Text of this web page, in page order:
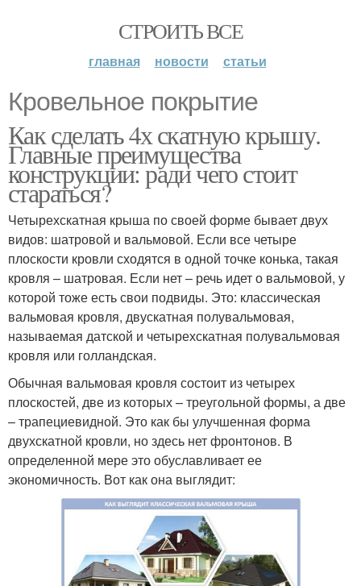
СТРОИТЬ ВСЕ
главная новости статьи
Кровельное покрытие
Как сделать 4х скатную крышу.
Главные преимущества
конструкции: ради чего стоит
стараться?
Четырехскатная крыша по своей форме бывает двух
видов: шатровой и вальмовой. Если все четыре
плоскости кровли сходятся в одной точке конька, такая
кровля – шатровая. Если нет – речь идет о вальмовой, у
которой тоже есть свои подвиды. Это: классическая
вальмовая кровля, двускатная полувальмовая,
называемая датской и четырехскатная полувальмовая
кровля или голландская.
Обычная вальмовая кровля состоит из четырех
плоскостей, две из которых – треугольной формы, а две
– трапециевидной. Это как бы улучшенная форма
двухскатной кровли, но здесь нет фронтонов. В
определенной мере это обуславливает ее
экономичность. Вот как она выглядит: